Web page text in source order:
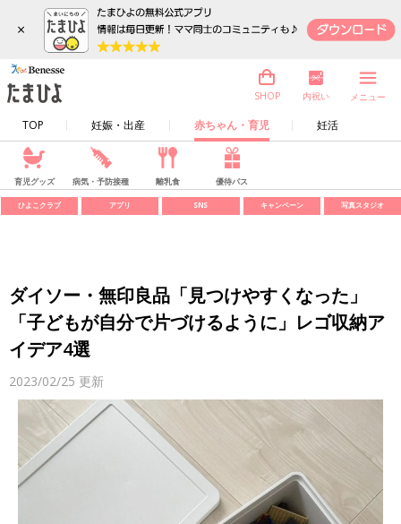
×
TOP 妊娠・出産 赤ちゃん・育児 妊活
SHOP 内祝い メニュー
育児グッズ 病気・予防接種 離乳食 優待パス
ひよこクラブ アプリ SNS キャンペーン 写真スタジオ
ダイソー・無印良品「見つけやすくなった」
「子どもが自分で片づけるように」レゴ収納ア
イデア4選
2023/02/25 更新